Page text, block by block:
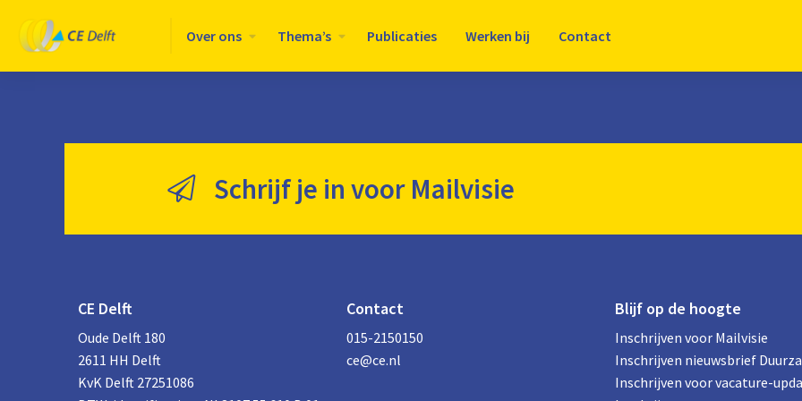
Logo
CE
Delft
Over ons Thema’s Publicaties Werken bij Contact
Schrijf je in voor Mailvisie
CE Delft
Oude Delft 180
2611 HH Delft
KvK Delft 27251086
Contact
015-2150150
ce@ce.nl
Blijf op de hoogte
Inschrijven voor Mailvisie
Inschrijven nieuwsbrief
Inschrijven voor vacature-